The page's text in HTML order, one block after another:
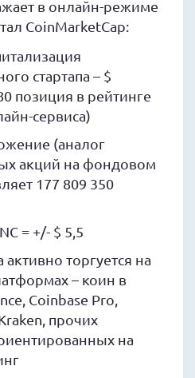
в онлайн-режиме
CoinMarketCap:
стартапа – $
позиция в рейтинге
сервиса)
(аналог
акций на фондовом
177 809 350
= +/- $ 5,5
торгуется на
– коин в
Coinbase Pro,
прочих
на